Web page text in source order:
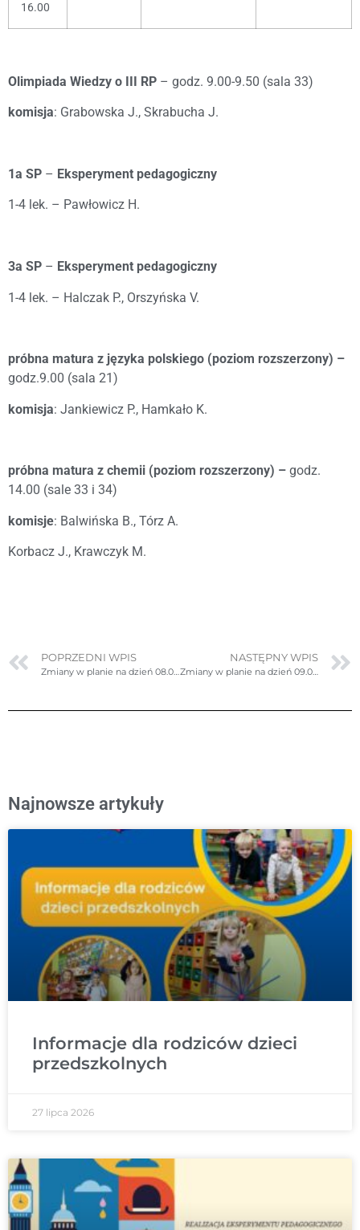
16.00
Olimpiada Wiedzy o III RP – godz. 9.00-9.50 (sala 33)
komisja: Grabowska J., Skrabucha J.
1a SP – Eksperyment pedagogiczny
1-4 lek. – Pawłowicz H.
3a SP – Eksperyment pedagogiczny
1-4 lek. – Halczak P., Orszyńska V.
próbna matura z języka polskiego (poziom rozszerzony) –
godz.9.00 (sala 21)
komisja: Jankiewicz P., Hamkało K.
próbna matura z chemii (poziom rozszerzony) – godz.
14.00 (sale 33 i 34)
komisje: Balwińska B., Tórz A.
Korbacz J., Krawczyk M.
POPRZEDNI WPIS NASTĘPNY WPIS
Zmiany w planie na dzień 09.01.2024r. (wtorek)- poprawione
Najnowsze artykuły
Informacje dla rodziców dzieci
przedszkolnych
27 lipca 2026